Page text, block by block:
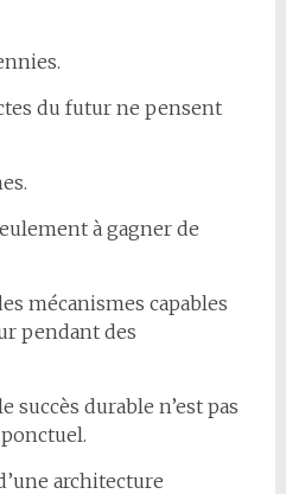
du futur ne pensent
à gagner de
mécanismes capables
pendant des
succès durable n’est pas
architecture